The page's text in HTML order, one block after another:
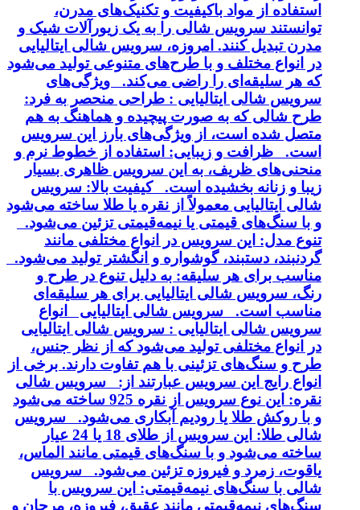
استفاده از مواد باکیفیت و تکنیک‌های مدرن،
توانستند سرویس شالی را به یک زیورآلات شیک و
مدرن تبدیل کنند. امروزه، سرویس شالی ایتالیایی
در انواع مختلف و با طرح‌های متنوعی تولید می‌شود
که هر سلیقه‌ای را راضی می‌کند. ویژگی‌های
سرویس شالی ایتالیایی : طراحی منحصر به فرد:
طرح شالی که به صورت پیچیده و هماهنگ به هم
متصل شده است، از ویژگی‌های بارز این سرویس
است. ظرافت و زیبایی: استفاده از خطوط نرم و
منحنی‌های ظریف، به این سرویس ظاهری بسیار
زیبا و زنانه بخشیده است. کیفیت بالا: سرویس
شالی ایتالیایی معمولاً از نقره یا طلا ساخته می‌شود
و با سنگ‌های قیمتی یا نیمه‌قیمتی تزئین می‌شود.
تنوع مدل: این سرویس در انواع مختلفی مانند
گردنبند، دستبند، گوشواره و انگشتر تولید می‌شود.
مناسب برای هر سلیقه: به دلیل تنوع در طرح و
رنگ، سرویس شالی ایتالیایی برای هر سلیقه‌ای
مناسب است. سرویس شالی ایتالیایی انواع
سرویس شالی ایتالیایی : سرویس شالی ایتالیایی
در انواع مختلفی تولید می‌شود که از نظر جنس،
طرح و سنگ‌های تزئینی با هم تفاوت دارند. برخی از
انواع رایج این سرویس عبارتند از: سرویس شالی
نقره: این نوع سرویس از نقره 925 ساخته می‌شود
و با روکش طلا یا رودیم آبکاری می‌شود. سرویس
شالی طلا: این سرویس از طلای 18 یا 24 عیار
ساخته می‌شود و با سنگ‌های قیمتی مانند الماس،
یاقوت، زمرد و فیروزه تزئین می‌شود. سرویس
شالی با سنگ‌های نیمه‌قیمتی: این سرویس با
سنگ‌های نیمه‌قیمتی مانند عقیق، فیروزه، مرجان و